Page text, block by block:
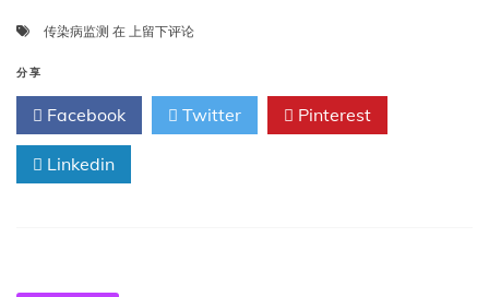
感
时
建
传染病监测 在 第
加
监
上留下评论
分享
Facebook Twitter Pinterest
Linkedin